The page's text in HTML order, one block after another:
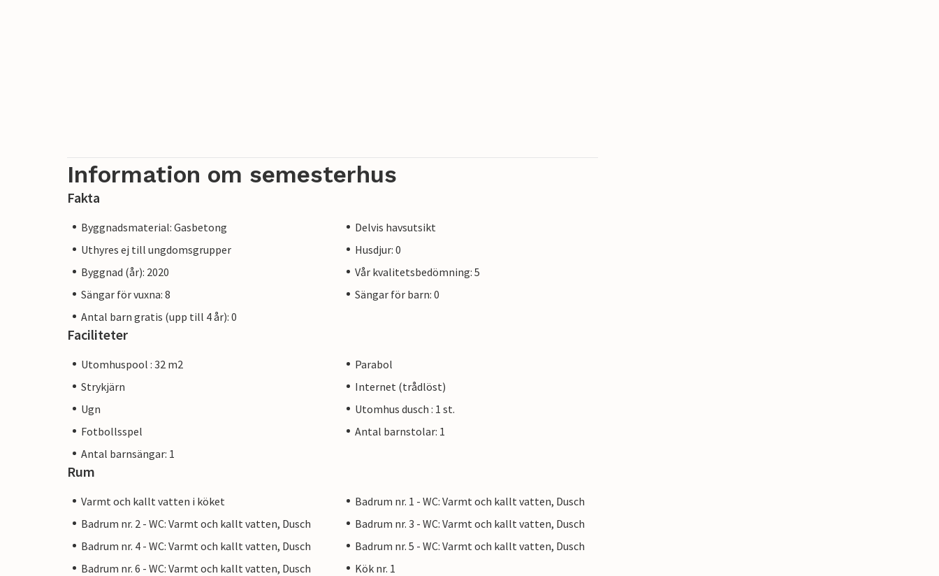
Information om semesterhus
Fakta
Byggnadsmaterial: Gasbetong
Delvis havsutsikt
Uthyres ej till ungdomsgrupper
Husdjur: 0
Byggnad (år): 2020
Vår kvalitetsbedömning: 5
Sängar för vuxna: 8
Sängar för barn: 0
Antal barn gratis (upp till 4 år): 0
Faciliteter
Utomhuspool : 32 m2
Parabol
Strykjärn
Internet (trådlöst)
Ugn
Utomhus dusch : 1 st.
Fotbollsspel
Antal barnstolar: 1
Antal barnsängar: 1
Rum
Varmt och kallt vatten i köket
Badrum nr. 1 - WC: Varmt och kallt vatten, Dusch
Badrum nr. 2 - WC: Varmt och kallt vatten, Dusch
Badrum nr. 3 - WC: Varmt och kallt vatten, Dusch
Badrum nr. 4 - WC: Varmt och kallt vatten, Dusch
Badrum nr. 5 - WC: Varmt och kallt vatten, Dusch
Badrum nr. 6 - WC: Varmt och kallt vatten, Dusch
Kök nr. 1